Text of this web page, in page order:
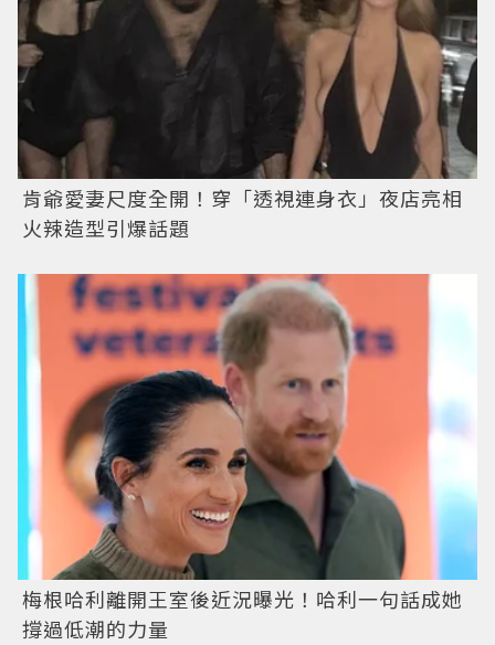
肯爺愛妻尺度全開！穿「透視連身衣」夜店亮相
火辣造型引爆話題
梅根哈利離開王室後近況曝光！哈利一句話成她
撐過低潮的力量